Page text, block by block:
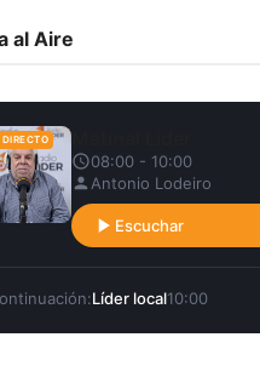
al Aire
08:00 - 10:00
Antonio Lodeiro
Escuchar
Líder local10:00